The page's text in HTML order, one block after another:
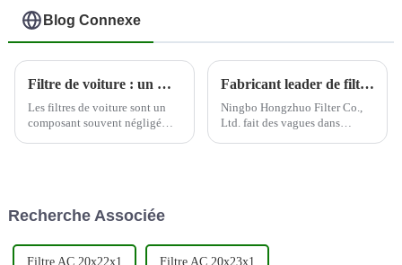
Blog Connexe
Filtre de voiture : un moyen rentable d'améliorer les performances du moteur
Les filtres de voiture sont un
composant souvent négligé
puissent pénétrer dans le
Fabricant leader de filtres automobiles--Ningbo Hongzhuo
Ningbo Hongzhuo Filter Co.,
Ltd. fait des vagues dans
Recherche Associée
Filtre AC 20x22x1 Filtre AC 20x23x1